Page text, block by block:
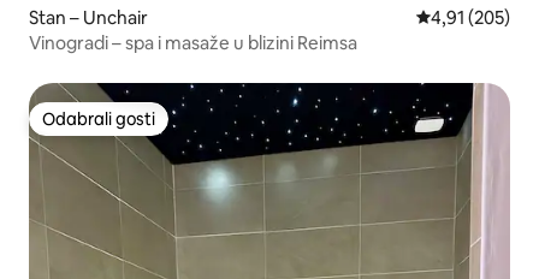
Stan – Unchair Prosječna
4,91 (205)
Vinogradi – spa i masaže u blizini Reimsa
Odabrali gosti
Odabrali gosti